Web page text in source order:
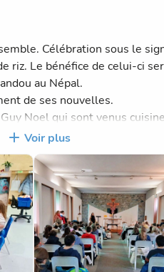
leurs nouvelles avec
engagement.
Célébration sous le
riz. Le bénéfice de celui-ci
au Népal.
de ses nouvelles.
Noel qui sont venus
Voir plus